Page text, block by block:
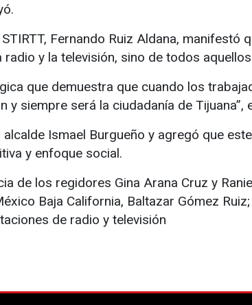
Fernando Ruiz Aldana,
y la televisión, sino de todos
que demuestra que cuando los
siempre será la ciudadanía de Tijuana”,
Ismael Burgueño y agregó que
y enfoque social.
de los regidores Gina Arana Cruz y
Baja California, Baltazar Gómez
de radio y televisión